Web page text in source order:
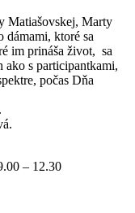
Matiašovskej, Marty
dámami, ktoré sa
im prináša život, sa
ako s participantkami,
počas Dňa
– 12.30